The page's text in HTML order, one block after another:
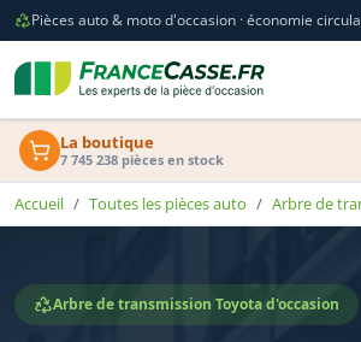
Pièces auto & moto d'occasion · économie
La boutique
7 745 238 pièces en stock
Accueil Toutes les pièces auto Arbre de
Arbre de transmission Toyota d'occasion